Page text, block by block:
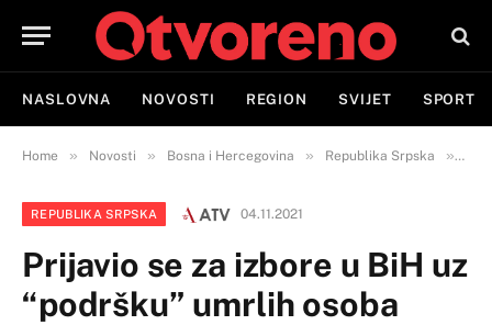
NASLOVNA NOVOSTI REGION SVIJET SPORT
Home » Novosti » Bosna i Hercegovina » Republika Srpska »
REPUBLIKA SRPSKA 04.11.2021
Prijavio se za izbore u BiH uz
“podršku” umrlih osoba